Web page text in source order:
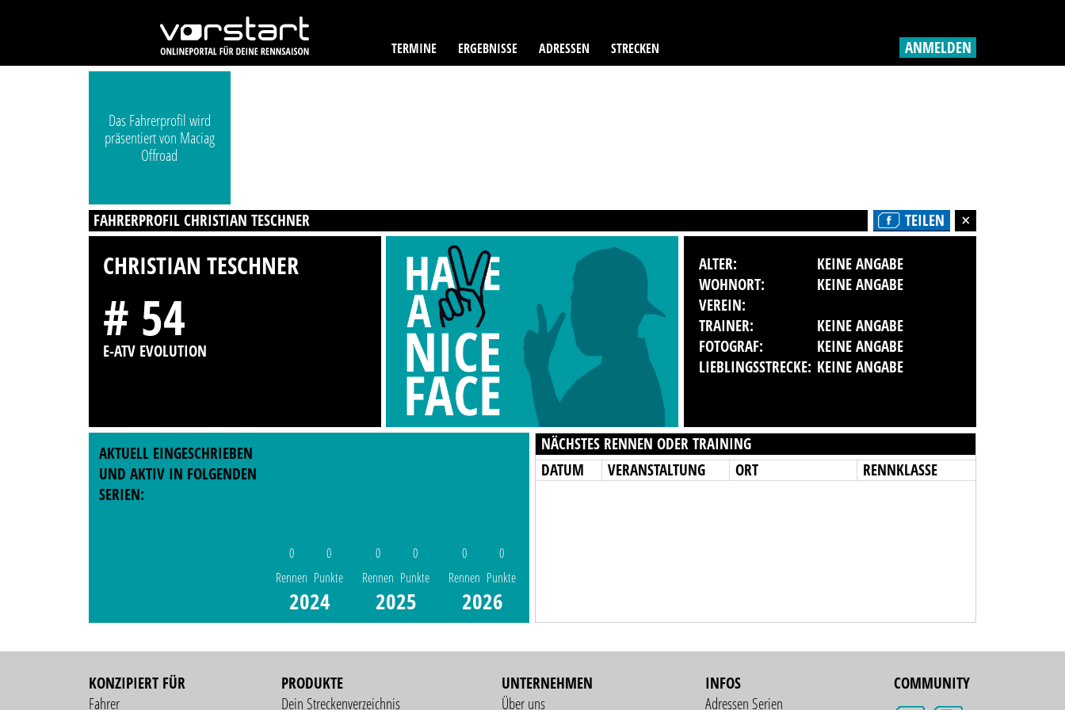
TERMINE ERGEBNISSE ADRESSEN STRECKEN ANMELDEN
Das Fahrerprofil wird
präsentiert von Maciag
Offroad
FAHRERPROFIL CHRISTIAN TESCHNER TEILEN
CHRISTIAN TESCHNER
# 54
E-ATV EVOLUTION
ALTER:
KEINE ANGABE
WOHNORT:
KEINE ANGABE
VEREIN:
TRAINER:
KEINE ANGABE
FOTOGRAF:
KEINE ANGABE
LIEBLINGSSTRECKE: KEINE ANGABE
AKTUELL EINGESCHRIEBEN
UND AKTIV IN FOLGENDEN
SERIEN:
0
Rennen
0
Punkte
2024
0
Rennen
0
Punkte
2025
0
Rennen
0
Punkte
2026
NÄCHSTES RENNEN ODER TRAINING
DATUM
VERANSTALTUNG ORT RENNKLASSE
KONZIPIERT FÜR
Fahrer
PRODUKTE
Dein Streckenverzeichnis
UNTERNEHMEN
Über uns
INFOS
Adressen Serien
COMMUNITY